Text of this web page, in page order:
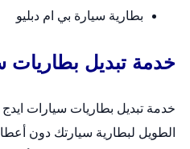
بطارية سيارة بي ام دبليو
خدمة تبديل بطاريات
خدمة تبديل بطاريات سيارات
الطويل لبطارية سيارتك دون